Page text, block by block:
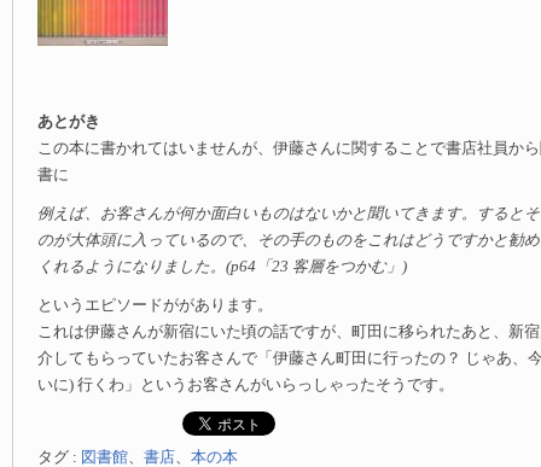
あとがき
この本に書かれてはいませんが、伊藤さんに関することで書店社員か
書に
例えば、お客さんが何か面白いものはないかと聞いてきます。すると
のが大体頭に入っているので、その手のものをこれはどうですかと勧
くれるようになりました。(p64「23 客層をつかむ」)
というエピソードががあります。
これは伊藤さんが新宿にいた頃の話ですが、町田に移られたあと、新
介してもらっていたお客さんで「伊藤さん町田に行ったの？ じゃあ、
いに) 行くわ」というお客さんがいらっしゃったそうです。
タグ : 図書館、 書店、 本の本